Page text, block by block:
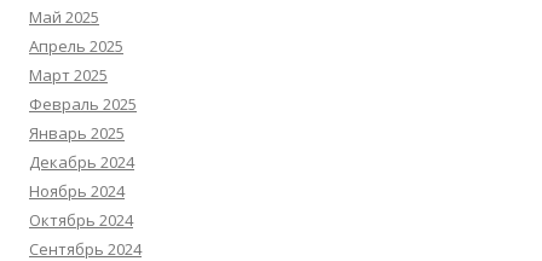
Май 2025
Апрель 2025
Март 2025
Февраль 2025
Январь 2025
Декабрь 2024
Ноябрь 2024
Октябрь 2024
Сентябрь 2024